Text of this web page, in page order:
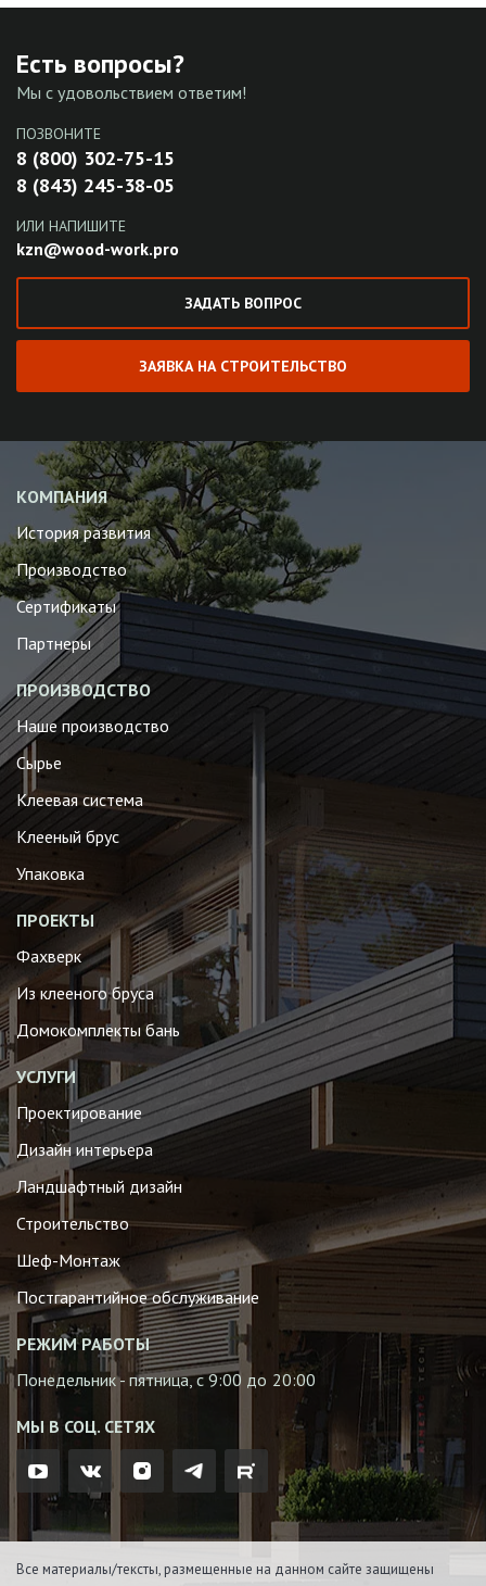
Есть вопросы?
Мы с удовольствием ответим!
ПОЗВОНИТЕ
8 (800) 302-75-15
8 (843) 245-38-05
ИЛИ НАПИШИТЕ
kzn@wood-work.pro
ЗАДАТЬ ВОПРОС
ЗАЯВКА НА СТРОИТЕЛЬСТВО
КОМПАНИЯ
История развития
Производство
Сертификаты
Партнеры
ПРОИЗВОДСТВО
Наше производство
Сырье
Клеевая система
Клееный брус
Упаковка
ПРОЕКТЫ
Фахверк
Из клееного бруса
Домокомплекты бань
УСЛУГИ
Проектирование
Дизайн интерьера
Ландшафтный дизайн
Строительство
Шеф-Монтаж
Постгарантийное обслуживание
РЕЖИМ РАБОТЫ
Понедельник - пятница, с 9:00 до 20:00
МЫ В СОЦ. СЕТЯХ
Все материалы/тексты, размещенные на данном сайте защищены